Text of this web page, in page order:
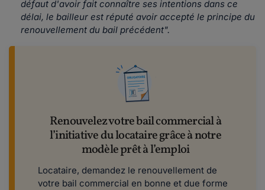
défaut d'avoir fait connaître ses intentions dans ce
délai, le bailleur est réputé avoir accepté le principe du
renouvellement du bail précédent".
Renouvelez votre bail commercial à
l’initiative du locataire grâce à notre
modèle prêt à l’emploi
Locataire, demandez le renouvellement de
votre bail commercial en bonne et due forme